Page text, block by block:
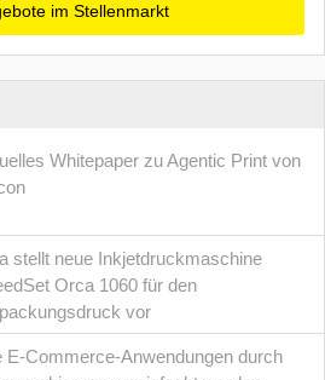
im Stellenmarkt
Whitepaper zu Agentic Print von
stellt neue Inkjetdruckmaschine
Orca 1060 für den
vor
E-Commerce-Anwendungen durch